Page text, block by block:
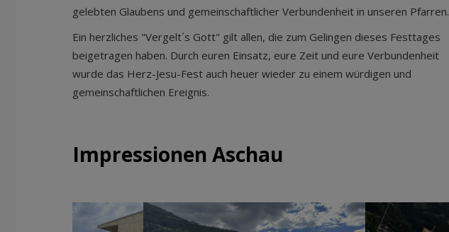
gelebten Glaubens und gemeinschaftlicher Verbundenheit in unseren Pfarren.
Ein herzliches "Vergelt´s Gott" gilt allen, die zum Gelingen dieses Festtages
beigetragen haben. Durch euren Einsatz, eure Zeit und eure Verbundenheit
wurde das Herz-Jesu-Fest auch heuer wieder zu einem würdigen und
gemeinschaftlichen Ereignis.
Impressionen Aschau